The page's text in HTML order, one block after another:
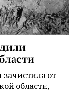
от
области,